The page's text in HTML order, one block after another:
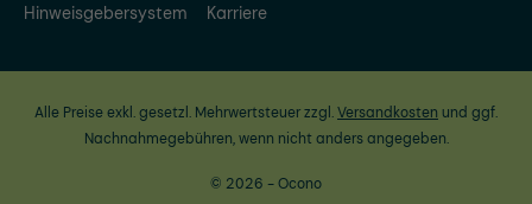
Hinweisgebersystem
Karriere
Alle Preise exkl. gesetzl. Mehrwertsteuer zzgl.Versandkosten und ggf.
Nachnahmegebühren, wenn nicht anders angegeben.
© 2026 - Ocono